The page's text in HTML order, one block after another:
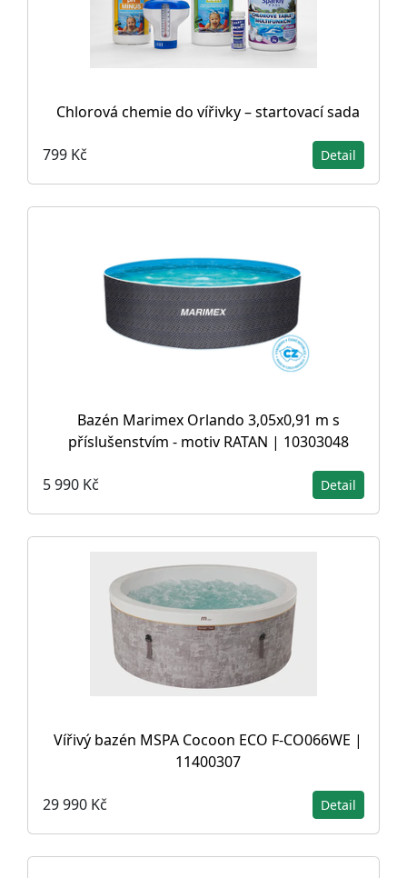
Chlorová chemie do vířivky – startovací sada
799 Kč Detail
Bazén Marimex Orlando 3,05x0,91 m s
příslušenstvím - motiv RATAN | 10303048
5 990 Kč Detail
Vířivý bazén MSPA Cocoon ECO F-CO066WE |
11400307
29 990 Kč Detail